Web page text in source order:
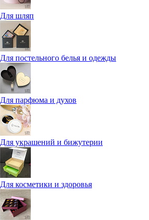
Для шляп
Для постельного белья и одежды
Для парфюма и духов
Для украшений и бижутерии
Для косметики и здоровья